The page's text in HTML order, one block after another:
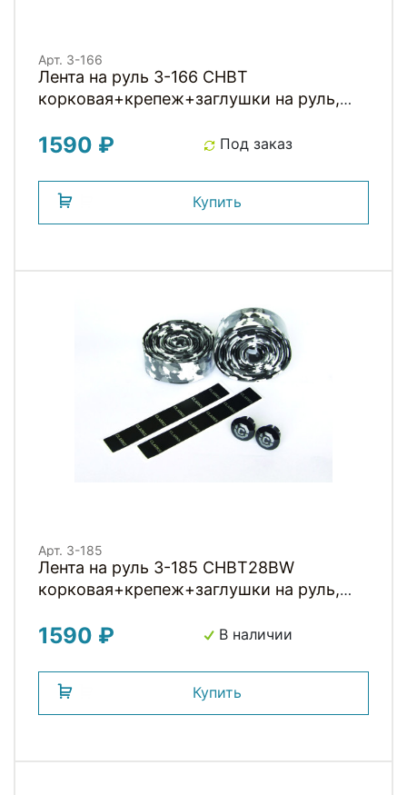
Арт. 3-166
Лента на руль 3-166 CHBT
корковая+крепеж+заглушки на руль,
1590 ₽ Под заказ
Купить
Арт. 3-185
Лента на руль 3-185 CHBT28BW
корковая+крепеж+заглушки на руль,
CLARKS
1590 ₽ В наличии
Купить